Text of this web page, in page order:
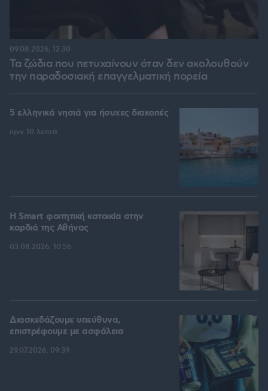
Τα ζώδια που πετυχαίνουν όταν δεν ακολουθούν
την παραδοσιακή επαγγελματική πορεία
09.08.2026, 12:30
5 ελληνικά νησιά για ήσυχες διακοπές
πριν 10 λεπτά
Η Smart φοιτητική κατοικία στην
καρδιά της Αθήνας
03.08.2026, 10:56
Διασκεδάζουμε υπεύθυνα,
επιστρέφουμε με ασφάλεια
29.07.2026, 09:39